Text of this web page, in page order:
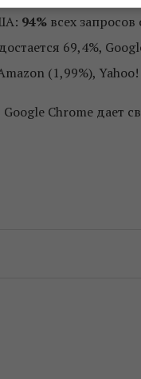
94% всех
69,4%,
(1,99%),
Google Chrome дает